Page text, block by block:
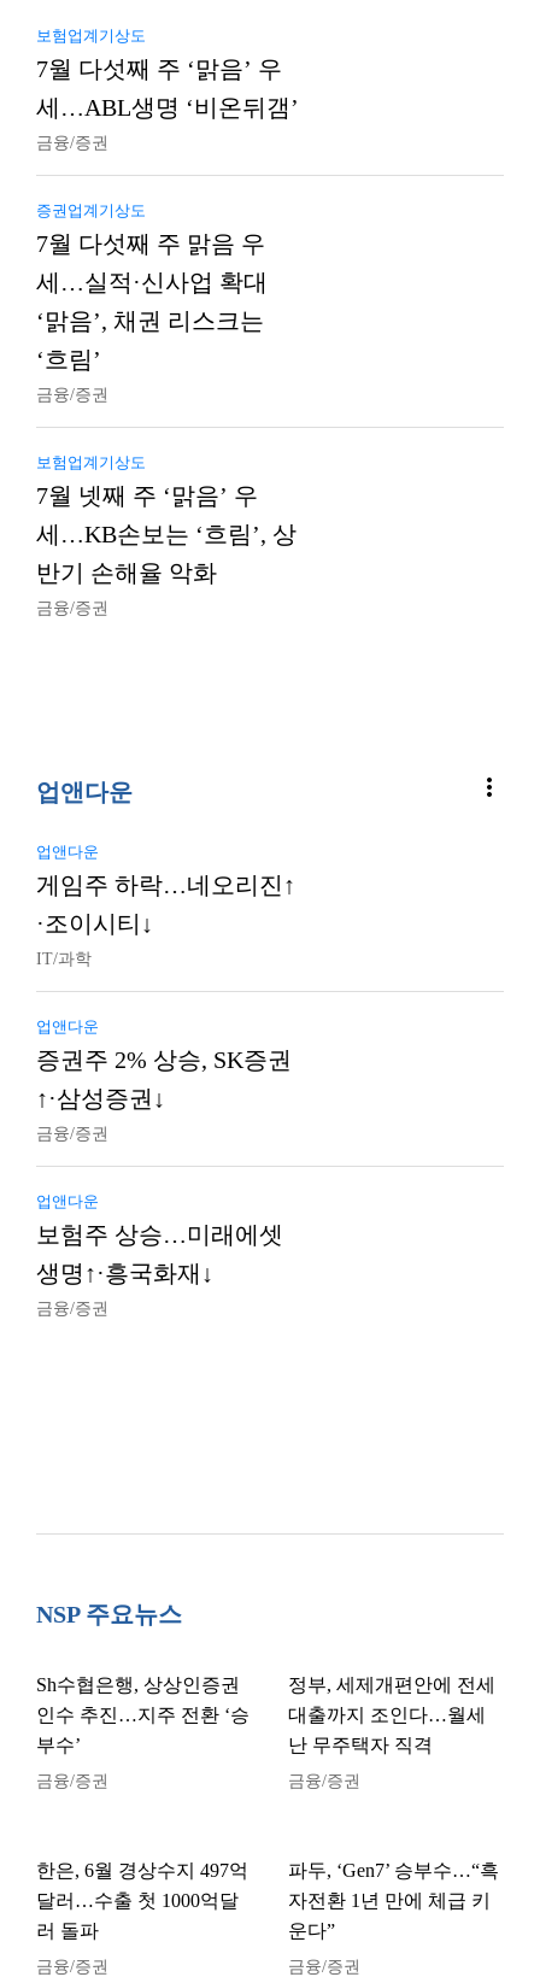
보험업계기상도
7월 다섯째 주 ‘맑음’ 우
세…ABL생명 ‘비온뒤갬’
금융/증권
증권업계기상도
7월 다섯째 주 맑음 우
세…실적·신사업 확대
‘맑음’, 채권 리스크는
‘흐림’
금융/증권
보험업계기상도
7월 넷째 주 ‘맑음’ 우
세…KB손보는 ‘흐림’, 상
반기 손해율 악화
금융/증권
업앤다운 more_vert
업앤다운
게임주 하락…네오리진↑
·조이시티↓
IT/과학
업앤다운
증권주 2% 상승, SK증권
↑·삼성증권↓
금융/증권
업앤다운
보험주 상승…미래에셋
생명↑·흥국화재↓
금융/증권
NSP 주요뉴스
Sh수협은행, 상상인증권
인수 추진…지주 전환 ‘승
부수’
금융/증권
정부, 세제개편안에 전세
대출까지 조인다…월세
난 무주택자 직격
금융/증권
한은, 6월 경상수지 497억
달러…수출 첫 1000억달
러 돌파
금융/증권
파두, ‘Gen7’ 승부수…“흑
자전환 1년 만에 체급 키
운다”
금융/증권